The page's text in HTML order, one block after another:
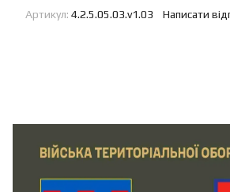
Артикул: 4.2.5.05.03.v1.03 Написати